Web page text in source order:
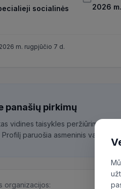
socialinės
2026
2026 m. rugpjūčio 7 d.
panašių pirkimų
vidines taisykles peržiūrime
paruošia asmeninis
organizacijos: